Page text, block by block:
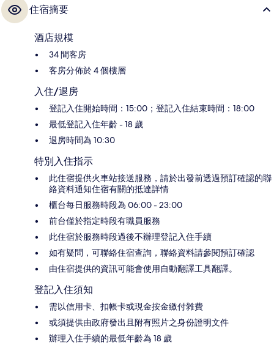
住宿摘要
酒店規模
34 間客房
客房分佈於 4 個樓層
入住/退房
登記入住開始時間：15:00；登記入住結束時間：18:00
最低登記入住年齡 - 18 歲
退房時間為 10:30
特別入住指示
此住宿提供火車站接送服務，請於出發前透過預訂確認的聯
絡資料通知住宿有關的抵達詳情
櫃台每日服務時段為 06:00 - 23:00
前台僅於指定時段有職員服務
此住宿於服務時段過後不辦理登記入住手續
如有疑問，可聯絡住宿查詢，聯絡資料請參閱預訂確認
由住宿提供的資訊可能會使用自動翻譯工具翻譯。
登記入住須知
需以信用卡、扣帳卡或現金按金繳付雜費
或須提供由政府發出且附有照片之身份證明文件
辦理入住手續的最低年齡為 18 歲